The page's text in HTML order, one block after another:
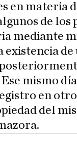
en materia
de los
mediante
existencia de
mismo
en
del